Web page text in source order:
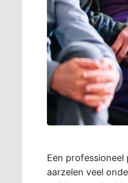
Een
aarzelen veel